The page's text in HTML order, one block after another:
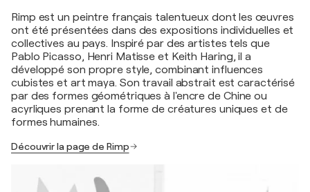
Rimp est un peintre français talentueux dont les œuvres
ont été présentées dans des expositions individuelles et
collectives au pays. Inspiré par des artistes tels que
Pablo Picasso, Henri Matisse et Keith Haring, il a
développé son propre style, combinant influences
cubistes et art maya. Son travail abstrait est caractérisé
par des formes géométriques à l'encre de Chine ou
acyrliques prenant la forme de créatures uniques et de
formes humaines.
Découvrir la page de Rimp